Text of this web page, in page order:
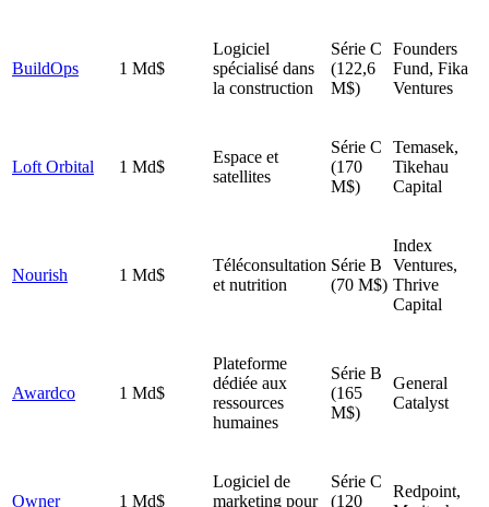
BuildOps 1 Md$
Logiciel
spécialisé dans
la construction
Série C
(122,6
M$)
Founders
Fund, Fika
Ventures
Loft Orbital 1 Md$
Espace et
satellites
Série C
(170
M$)
Temasek,
Tikehau
Capital
Nourish 1 Md$
Téléconsultation
et nutrition
Série B
(70 M$)
Index
Ventures,
Thrive
Capital
Awardco 1 Md$
Plateforme
dédiée aux
ressources
humaines
Série B
(165
M$)
General
Catalyst
Owner 1 Md$
Logiciel de
marketing pour
Série C
(120
Redpoint,